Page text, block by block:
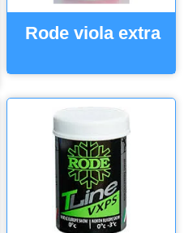
Rode viola extra